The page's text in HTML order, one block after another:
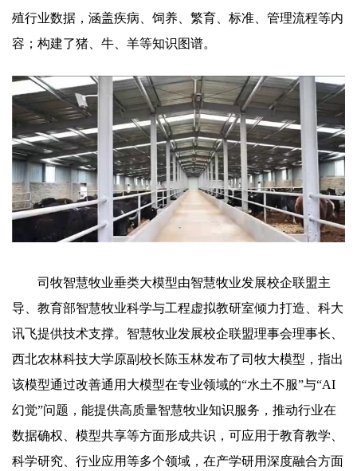
殖行业数据，涵盖疾病、饲养、繁育、标准、管理流程等内
容；构建了猪、牛、羊等知识图谱。
司牧智慧牧业垂类大模型由智慧牧业发展校企联盟主
导、教育部智慧牧业科学与工程虚拟教研室倾力打造、科大
讯飞提供技术支撑。智慧牧业发展校企联盟理事会理事长、
西北农林科技大学原副校长陈玉林发布了司牧大模型，指出
该模型通过改善通用大模型在专业领域的“水土不服”与“AI
幻觉”问题，能提供高质量智慧牧业知识服务，推动行业在
数据确权、模型共享等方面形成共识，可应用于教育教学、
科学研究、行业应用等多个领域，在产学研用深度融合方面